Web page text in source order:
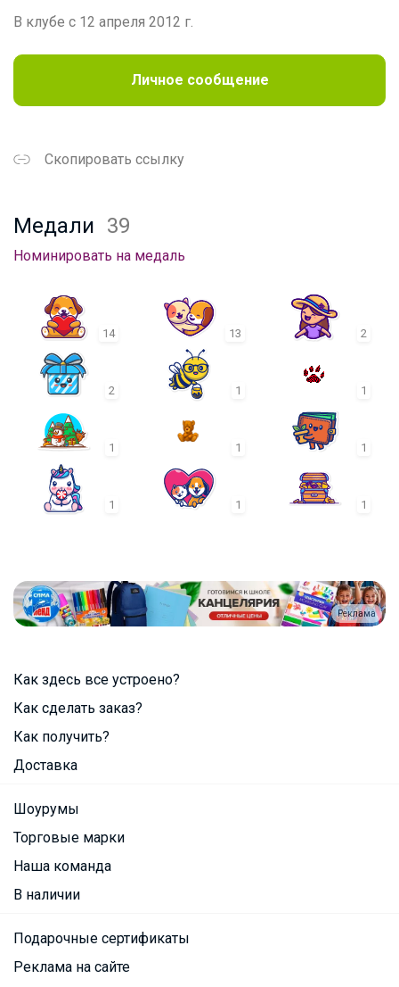
В клубе с 12 апреля 2012 г.
Личное сообщение
Скопировать ссылку
Медали 39
Номинировать на медаль
14 13 2
2 1 1
1 1 1
1 1 1
Реклама
Как здесь все устроено?
Как сделать заказ?
Как получить?
Доставка
Шоурумы
Торговые марки
Наша команда
В наличии
Подарочные сертификаты
Реклама на сайте